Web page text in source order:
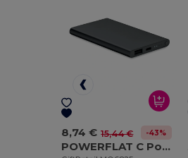
8,74 € 15,44 € -43%
POWERFLAT C PowerBank Tipo C 4000 mAh